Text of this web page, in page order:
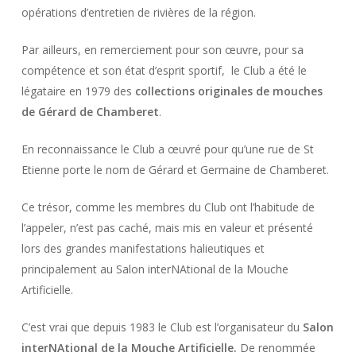
opérations d’entretien de rivières de la région.
Par ailleurs, en remerciement pour son œuvre, pour sa
compétence et son état d’esprit sportif, le Club a été le
légataire en 1979 des collections originales de mouches
de Gérard de Chamberet.
En reconnaissance le Club a œuvré pour qu’une rue de St
Etienne porte le nom de Gérard et Germaine de Chamberet.
Ce trésor, comme les membres du Club ont l’habitude de
l’appeler, n’est pas caché, mais mis en valeur et présenté
lors des grandes manifestations halieutiques et
principalement au Salon interNAtional de la Mouche
Artificielle.
C’est vrai que depuis 1983 le Club est l’organisateur du Salon
interNAtional de la Mouche Artificielle. De renommée